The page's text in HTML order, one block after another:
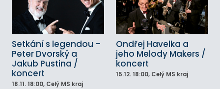
Setkání s legendou –
Peter Dvorský a
Jakub Pustina /
koncert
18.11. 18:00, Celý MS kraj
Ondřej Havelka a
jeho Melody Makers /
koncert
15.12. 18:00, Celý MS kraj